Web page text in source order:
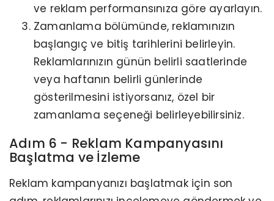
ve reklam performansınıza göre ayarlayın.
Zamanlama bölümünde, reklamınızın
başlangıç ve bitiş tarihlerini belirleyin.
Reklamlarınızın günün belirli saatlerinde
veya haftanın belirli günlerinde
gösterilmesini istiyorsanız, özel bir
zamanlama seçeneği belirleyebilirsiniz.
Adım 6 - Reklam Kampanyasını
Başlatma ve İzleme
Reklam kampanyanızı başlatmak için son